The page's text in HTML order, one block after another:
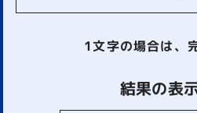
1文字の場合は、
結果の表